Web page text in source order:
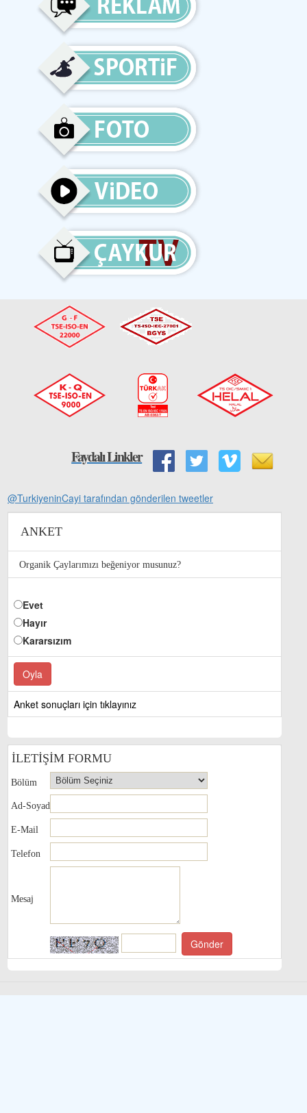
Faydalı Linkler
@TurkiyeninCayi tarafından gönderilen tweetler
ANKET
Organik Çaylarımızı beğeniyor musunuz?
Evet
Hayır
Kararsızım
Anket sonuçları için tıklayınız
İLETİŞİM FORMU
Bölüm
Ad-Soyad
E-Mail
Telefon
Mesaj